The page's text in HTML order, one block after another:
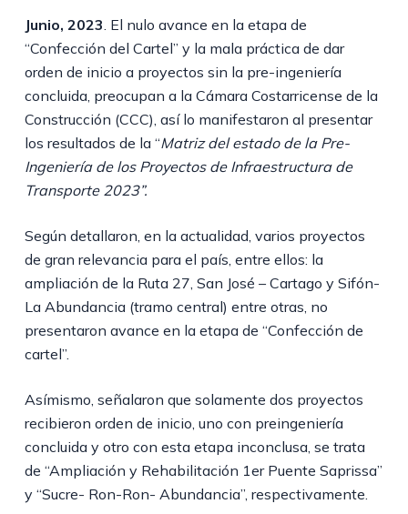
Junio, 2023 . El nulo avance en la etapa de
“Confección del Cartel” y la mala práctica de dar
orden de inicio a proyectos sin la pre-ingeniería
concluida, preocupan a la Cámara Costarricense de la
Construcción (CCC), así lo manifestaron al presentar
los resultados de la “Matriz del estado de la Pre-
Ingeniería de los Proyectos de Infraestructura de
Transporte 2023”.
Según detallaron, en la actualidad, varios proyectos
de gran relevancia para el país, entre ellos: la
ampliación de la Ruta 27, San José – Cartago y Sifón-
La Abundancia (tramo central) entre otras, no
presentaron avance en la etapa de “Confección de
cartel”.
Asímismo, señalaron que solamente dos proyectos
recibieron orden de inicio, uno con preingeniería
concluida y otro con esta etapa inconclusa, se trata
de “Ampliación y Rehabilitación 1er Puente Saprissa”
y “Sucre- Ron-Ron- Abundancia”, respectivamente.